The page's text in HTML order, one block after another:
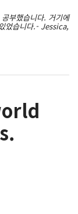
부했습니다. 거기에
었습니다.- Jessica,